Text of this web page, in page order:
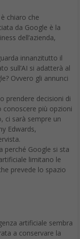
chiaro che
da Google è la
dell’azienda,
innanzitutto il
sull’AI si adatterà al
Ovvero gli annunci
prendere decisioni di
più opzioni
ci sarà sempre un
Edwards,
perché Google si sta
limitano le
prevede lo spazio
artificiale sembra
a conservare la